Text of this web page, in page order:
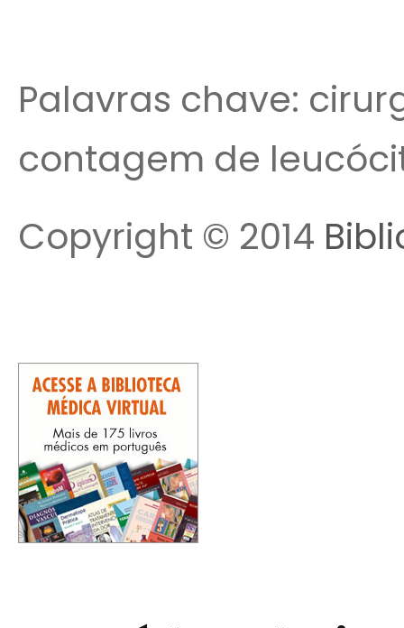
Palavras chave:
contagem de
Copyright © 2014